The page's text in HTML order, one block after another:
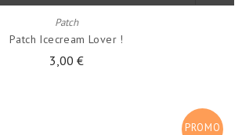
Patch
Patch Icecream Lover !
3,00 €
PROMO